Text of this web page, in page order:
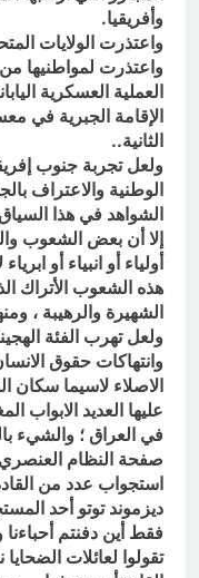
وأفريقيا.
واعتذرت الولايات
واعتذرت لمواطنيها من
العملية العسكرية
الإقامة الجبرية في
الثانية..
ولعل تجربة جنوب إفريقيا
الوطنية والاعتراف
الشواهد في هذا السياق .
إلا أن بعض الشعوب
أولياء أو انبياء أو
هذه الشعوب الأتراك
الشهيرة والرهيبة ،
ولعل تهرب الفئة
وانتهاكات حقوق
الاصلاء لاسيما سكان
في العراق ؛ والشيء
صفحة النظام العنصري
استجواب عدد من القادة
ديزموند توتو أحد
فقط أين دفنتم أحباءنا
تقولوا لعائلات